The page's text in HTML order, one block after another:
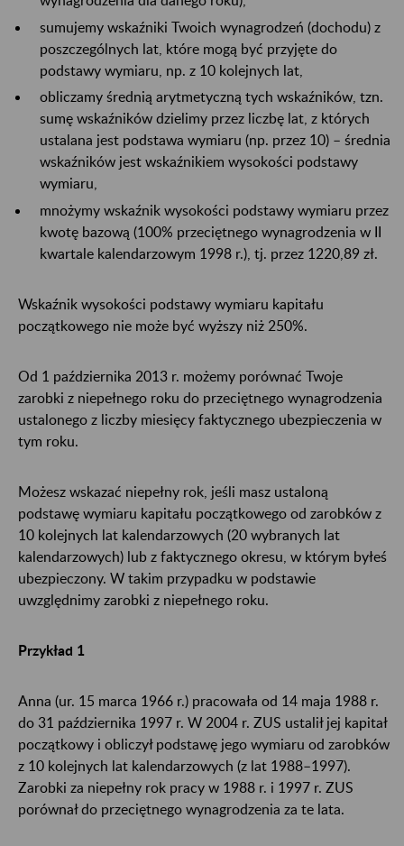
sumujemy wskaźniki Twoich wynagrodzeń (dochodu) z
poszczególnych lat, które mogą być przyjęte do
podstawy wymiaru, np. z 10 kolejnych lat,
obliczamy średnią arytmetyczną tych wskaźników, tzn.
sumę wskaźników dzielimy przez liczbę lat, z których
ustalana jest podstawa wymiaru (np. przez 10) – średnia
wskaźników jest wskaźnikiem wysokości podstawy
wymiaru,
mnożymy wskaźnik wysokości podstawy wymiaru przez
kwotę bazową (100% przeciętnego wynagrodzenia w II
kwartale kalendarzowym 1998 r.), tj. przez 1220,89 zł.
Wskaźnik wysokości podstawy wymiaru kapitału
początkowego nie może być wyższy niż 250%.
Od 1 października 2013 r. możemy porównać Twoje
zarobki z niepełnego roku do przeciętnego wynagrodzenia
ustalonego z liczby miesięcy faktycznego ubezpieczenia w
tym roku.
Możesz wskazać niepełny rok, jeśli masz ustaloną
podstawę wymiaru kapitału początkowego od zarobków z
10 kolejnych lat kalendarzowych (20 wybranych lat
kalendarzowych) lub z faktycznego okresu, w którym byłeś
ubezpieczony. W takim przypadku w podstawie
uwzględnimy zarobki z niepełnego roku.
Przykład 1
Anna (ur. 15 marca 1966 r.) pracowała od 14 maja 1988 r.
do 31 października 1997 r. W 2004 r. ZUS ustalił jej kapitał
początkowy i obliczył podstawę jego wymiaru od zarobków
z 10 kolejnych lat kalendarzowych (z lat 1988–1997).
Zarobki za niepełny rok pracy w 1988 r. i 1997 r. ZUS
porównał do przeciętnego wynagrodzenia za te lata.